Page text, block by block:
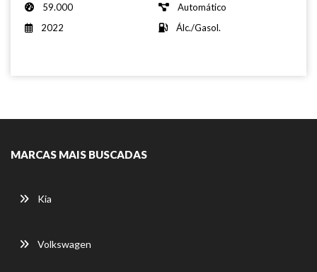
59.000
Automático
2022
Álc./Gasol.
MARCAS MAIS BUSCADAS
Kia
Volkswagen